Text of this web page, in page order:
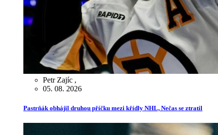
Petr Zajíc ,
05. 08. 2026
Pastrňák obhájil druhou příčku mezi křídly NHL, Nečas se ztratil